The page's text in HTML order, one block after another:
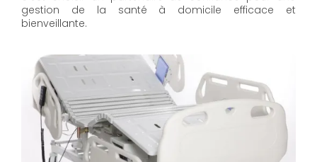
gestion de la santé à domicile efficace et
bienveillante.